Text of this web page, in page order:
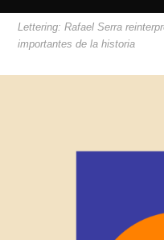
Lettering: Rafael Serra
importantes de la historia